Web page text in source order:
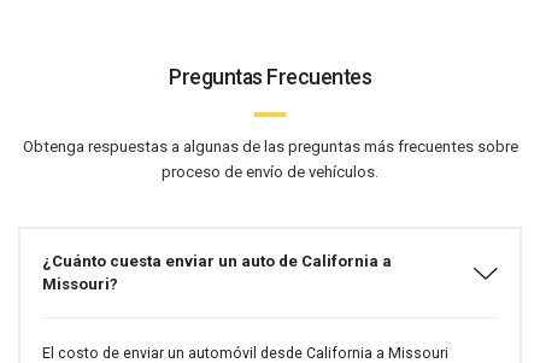
Preguntas Frecuentes
Obtenga respuestas a algunas de las preguntas más frecuentes sobre
proceso de envío de vehículos.
¿Cuánto cuesta enviar un auto de California a
Missouri?
El costo de enviar un automóvil desde California a Missouri